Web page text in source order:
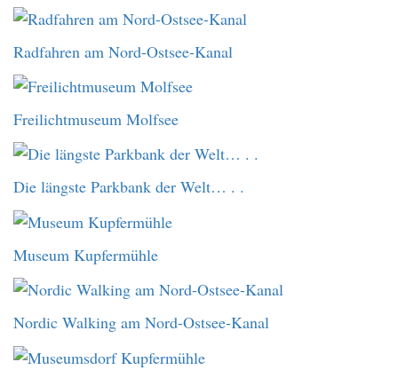
Radfahren am Nord-Ostsee-Kanal
Freilichtmuseum Molfsee
Die längste Parkbank der Welt… . .
Museum Kupfermühle
Nordic Walking am Nord-Ostsee-Kanal